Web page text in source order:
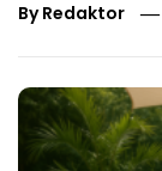
ByRedaktor